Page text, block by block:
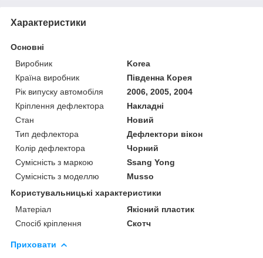
Характеристики
Основні
Виробник
Korea
Країна виробник
Південна Корея
Рік випуску автомобіля
2006, 2005, 2004
Кріплення дефлектора
Накладні
Стан
Новий
Тип дефлектора
Дефлектори вікон
Колір дефлектора
Чорний
Сумісність з маркою
Ssang Yong
Сумісність з моделлю
Musso
Користувальницькі характеристики
Матеріал
Якісний пластик
Спосіб кріплення
Скотч
Приховати